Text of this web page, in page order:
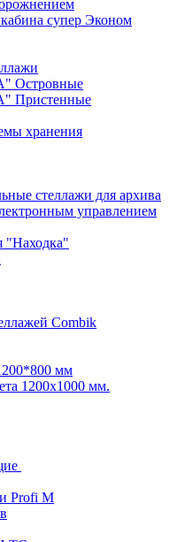
супер Эконом
Островные
Пристенные
хранения
стеллажи для архива
управлением
"Находка"
Combik
мм
1200х1000 мм.
Profi M